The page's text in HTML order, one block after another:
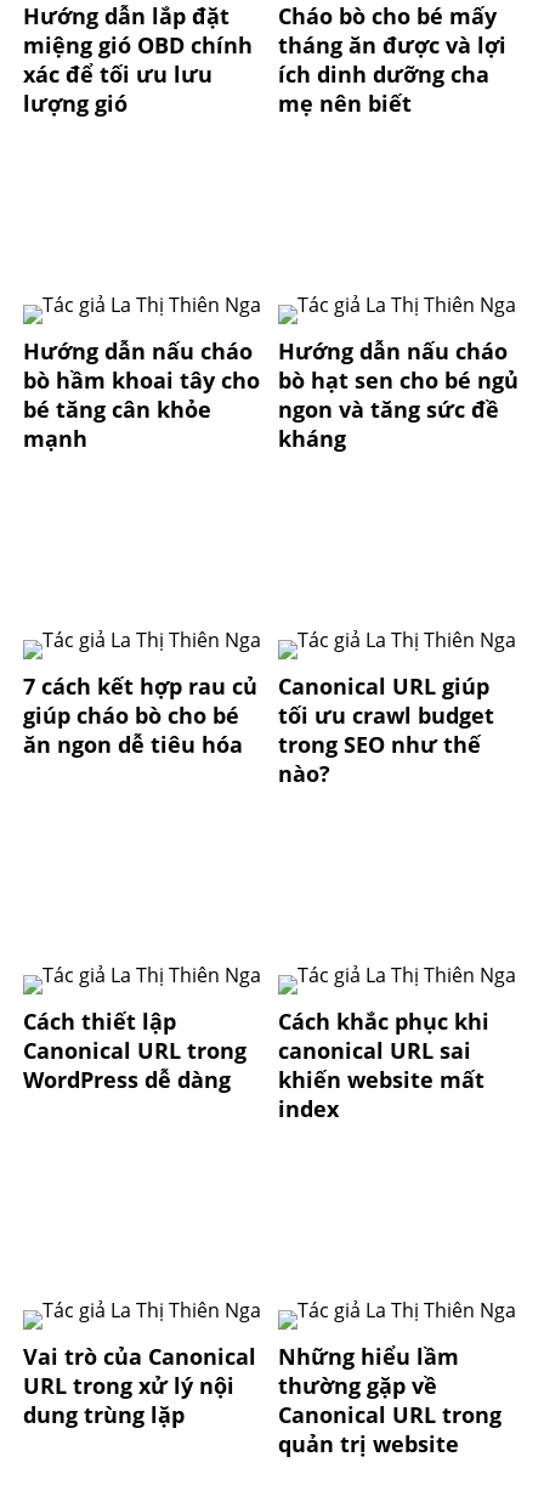
Hướng dẫn lắp đặt
miệng gió OBD chính
xác để tối ưu lưu
lượng gió
Cháo bò cho bé mấy
tháng ăn được và lợi
ích dinh dưỡng cha
mẹ nên biết
Hướng dẫn nấu cháo
bò hầm khoai tây cho
bé tăng cân khỏe
mạnh
Hướng dẫn nấu cháo
bò hạt sen cho bé ngủ
ngon và tăng sức đề
kháng
7 cách kết hợp rau củ
giúp cháo bò cho bé
ăn ngon dễ tiêu hóa
Canonical URL giúp
tối ưu crawl budget
trong SEO như thế
nào?
Cách thiết lập
Canonical URL trong
WordPress dễ dàng
Cách khắc phục khi
canonical URL sai
khiến website mất
index
Vai trò của Canonical
URL trong xử lý nội
dung trùng lặp
Những hiểu lầm
thường gặp về
Canonical URL trong
quản trị website